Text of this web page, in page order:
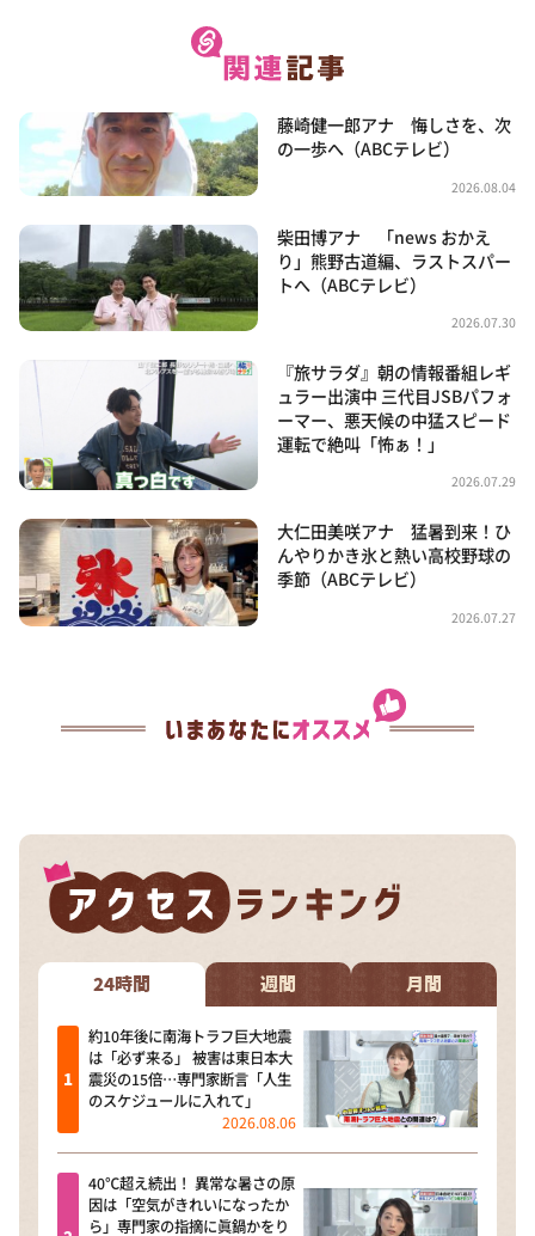
藤崎健一郎アナ 悔しさを、次
の一歩へ（ABCテレビ）
2026.08.04
柴田博アナ 「news おかえ
り」熊野古道編、ラストスパー
トへ（ABCテレビ）
2026.07.30
『旅サラダ』朝の情報番組レギ
ュラー出演中 三代目JSBパフォ
ーマー、悪天候の中猛スピード
運転で絶叫「怖ぁ！」
2026.07.29
大仁田美咲アナ 猛暑到来！ひ
んやりかき氷と熱い高校野球の
季節（ABCテレビ）
2026.07.27
24時間 週間 月間
約10年後に南海トラフ巨大地震
は「必ず来る」 被害は東日本大
震災の15倍…専門家断言「人生
のスケジュールに入れて」
2026.08.06
40℃超え続出！ 異常な暑さの原
因は「空気がきれいになったか
ら」専門家の指摘に眞鍋かをり